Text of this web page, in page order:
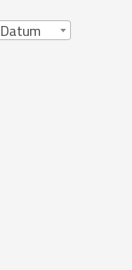
Datum